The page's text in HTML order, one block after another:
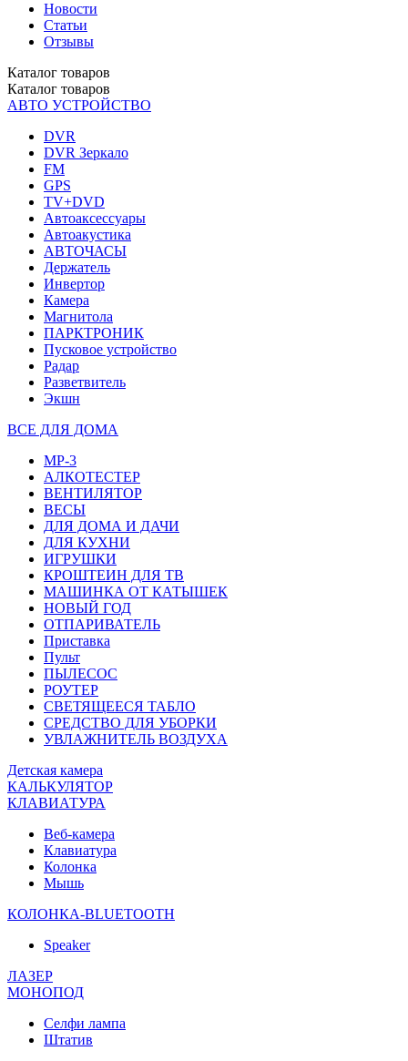
Новости
Статьи
Отзывы
Каталог товаров
Каталог товаров
АВТО УСТРОЙСТВО
DVR
DVR Зеркало
FM
GPS
TV+DVD
Автоаксессуары
Автоакустика
АВТОЧАСЫ
Держатель
Инвертор
Камера
Магнитола
ПАРКТРОНИК
Пусковое устройство
Радар
Разветвитель
Экшн
ВСЕ ДЛЯ ДОМА
MP-3
АЛКОТЕСТЕР
ВЕНТИЛЯТОР
ВЕСЫ
ДЛЯ ДОМА И ДАЧИ
ДЛЯ КУХНИ
ИГРУШКИ
КРОШТЕИН ДЛЯ ТВ
МАШИНКА ОТ КАТЫШЕК
НОВЫЙ ГОД
ОТПАРИВАТЕЛЬ
Приставка
Пульт
ПЫЛЕСОС
РОУТЕР
СВЕТЯЩЕЕСЯ ТАБЛО
СРЕДСТВО ДЛЯ УБОРКИ
УВЛАЖНИТЕЛЬ ВОЗДУХА
Детская камера
КАЛЬКУЛЯТОР
КЛАВИАТУРА
Веб-камера
Клавиатура
Колонка
Мышь
КОЛОНКА-BLUETOOTH
Speaker
ЛАЗЕР
МОНОПОД
Селфи лампа
Штатив